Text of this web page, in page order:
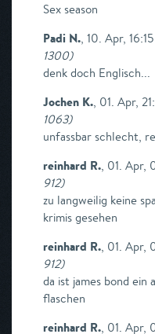
Sex season
Padi N., 10. Apr,
1300)
denk doch Englisch...
Jochen K., 01. Apr,
1063)
unfassbar schlecht,
reinhard R., 01. Apr,
912)
zu langweilig keine
krimis gesehen
reinhard R., 01. Apr,
912)
da ist james bond
flaschen
reinhard R., 01. Apr,